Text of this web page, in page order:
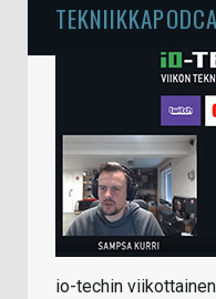
io-techin